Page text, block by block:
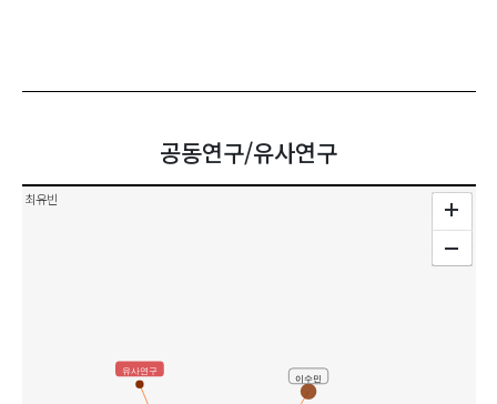
공동연구/유사연구
최유빈
이수민
유사연구